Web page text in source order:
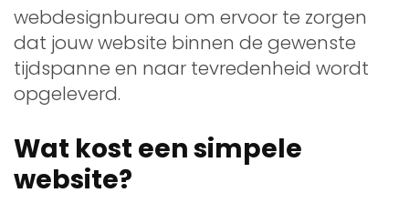
webdesignbureau om ervoor te zorgen
dat jouw website binnen de gewenste
tijdspanne en naar tevredenheid wordt
opgeleverd.
Wat kost een simpele
website?